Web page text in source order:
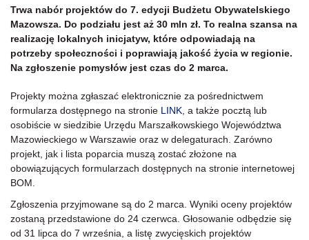
Trwa nabór projektów do 7. edycji Budżetu Obywatelskiego
Mazowsza. Do podziału jest aż 30 mln zł. To realna szansa na
realizację lokalnych inicjatyw, które odpowiadają na
potrzeby społeczności i poprawiają jakość życia w regionie.
Na zgłoszenie pomysłów jest czas do 2 marca.
Projekty można zgłaszać elektronicznie za pośrednictwem
formularza dostępnego na stronie LINK , a także pocztą lub
osobiście w siedzibie Urzędu Marszałkowskiego Województwa
Mazowieckiego w Warszawie oraz w delegaturach. Zarówno
projekt, jak i lista poparcia muszą zostać złożone na
obowiązujących formularzach dostępnych na stronie internetowej
BOM.
Zgłoszenia przyjmowane są do 2 marca. Wyniki oceny projektów
zostaną przedstawione do 24 czerwca. Głosowanie odbędzie się
od 31 lipca do 7 września, a listę zwycięskich projektów